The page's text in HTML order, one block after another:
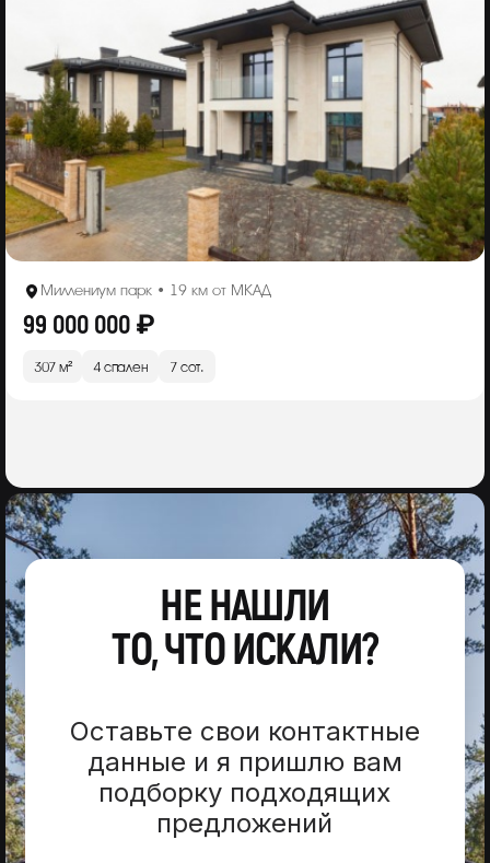
Миллениум парк • 19 км от МКАД
99 000 000 ₽
307 м² 4 спален 7 сот.
НЕ НАШЛИ
ТО, ЧТО ИСКАЛИ?
Оставьте свои контактные
данные и я пришлю вам
подборку подходящих
предложений